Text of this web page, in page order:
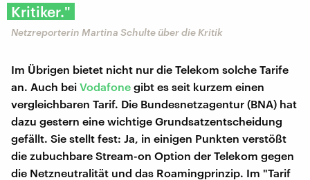
Kritiker."
Netzreporterin Martina Schulte über die Kritik
Im Übrigen bietet nicht nur die Telekom solche Tarife
an. Auch bei Vodafone gibt es seit kurzem einen
vergleichbaren Tarif. Die Bundesnetzagentur (BNA) hat
dazu gestern eine wichtige Grundsatzentscheidung
gefällt. Sie stellt fest: Ja, in einigen Punkten verstößt
die zubuchbare Stream-on Option der Telekom gegen
die Netzneutralität und das Roamingprinzip. Im "Tarif